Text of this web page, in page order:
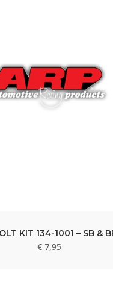
KIT 134-1001 – SB &
€ 7,95